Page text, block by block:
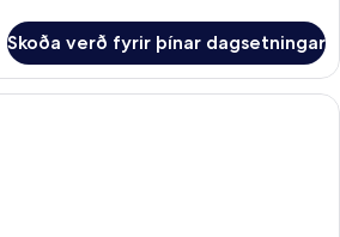
Skoða verð fyrir þínar dagsetningar